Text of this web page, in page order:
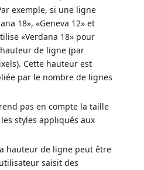
exemple, si une ligne
18», «Geneva 12» et
«Verdana 18» pour
de ligne (par
Cette hauteur est
par le nombre de lignes
pas en compte la taille
styles appliqués aux
hauteur de ligne peut être
saisit des